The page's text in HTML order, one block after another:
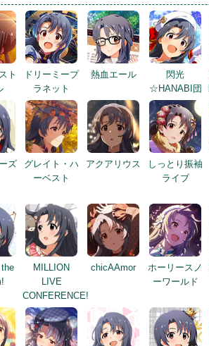
ト
ドリーミープ
ラネット
熱血エール
閃光
☆HANABI団
ズ
グレイト・ハ
ーベスト
アクアリウス
しっとり振袖
ライブ
the
MILLION
LIVE
CONFERENCE!
chicAAmor
ホーリースノ
ーワールド